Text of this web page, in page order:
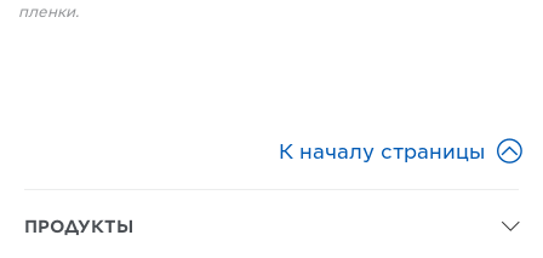
пленки.
К началу страницы 
ПРОДУКТЫ 